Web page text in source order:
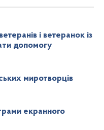
і ветеранок із
допомогу
миротворців
екранного